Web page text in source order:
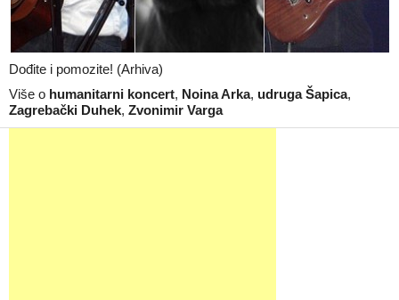
Dođite i pomozite! (Arhiva)
Više o humanitarni koncert, Noina Arka, udruga Šapica,
Zagrebački Duhek, Zvonimir Varga